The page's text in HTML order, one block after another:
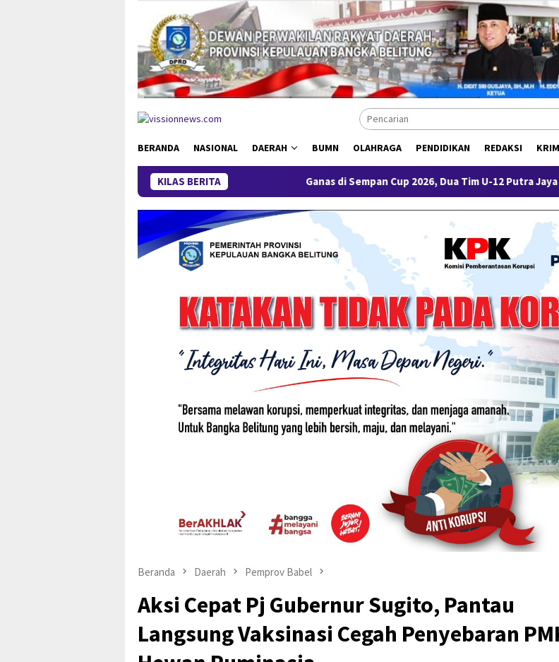
konten
BERANDA NASIONAL DAERAH BUMN OLAHRAGA PENDIDIKAN REDAKSI
KILAS BERITAGanas di Sempan Cup 2026, Dua Tim U-12 Putra Jaya FC Borong Juara 1
Beranda Daerah Pemprov Babel
Aksi Cepat Pj Gubernur Sugito, Pantau
Langsung Vaksinasi Cegah Penyebaran